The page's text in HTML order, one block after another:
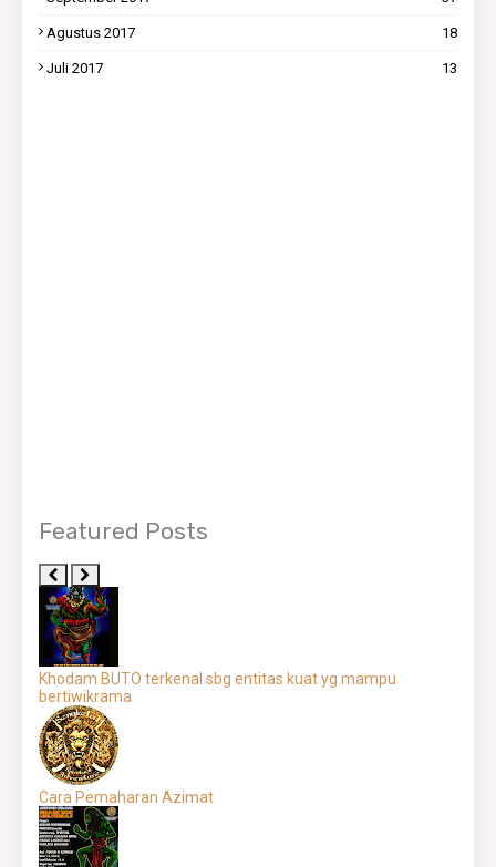
Agustus 2017 18
Juli 2017 13
Featured Posts
Khodam BUTO terkenal sbg entitas kuat yg mampu
bertiwikrama
Cara Pemaharan Azimat